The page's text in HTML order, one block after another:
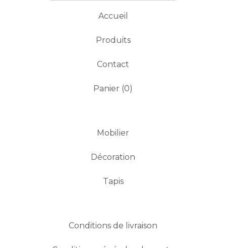
Accueil
Produits
Contact
Panier (0)
Mobilier
Décoration
Tapis
Conditions de livraison